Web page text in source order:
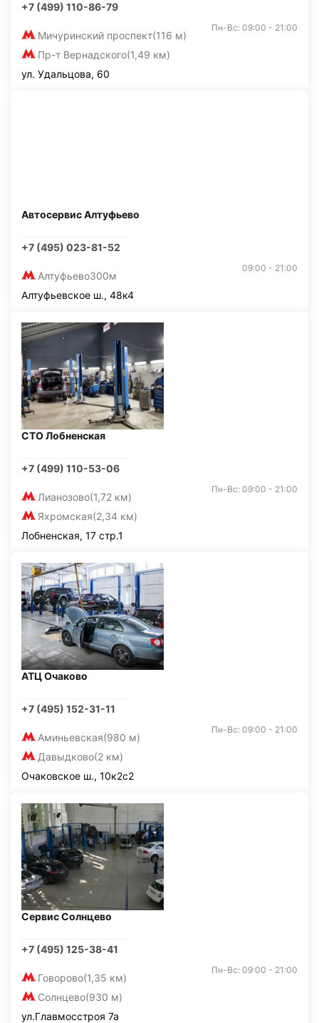
+7 (499) 110-86-79
Мичуринский проспект(116 м)
Пр-т Вернадского(1,49 км)
Пн-Вс: 09:00 - 21:00
ул. Удальцова, 60
Автосервис Алтуфьево
+7 (495) 023-81-52
Алтуфьево300м
09:00 - 21:00
Алтуфьевское ш., 48к4
СТО Лобненская
+7 (499) 110-53-06
Лианозово(1,72 км)
Яхромская(2,34 км)
Пн-Вс: 09:00 - 21:00
Лобненская, 17 стр.1
АТЦ Очаково
+7 (495) 152-31-11
Аминьевская(980 м)
Давыдково(2 км)
Пн-Вс: 09:00 - 21:00
Очаковское ш., 10к2с2
Сервис Солнцево
+7 (495) 125-38-41
Говорово(1,35 км)
Солнцево(930 м)
Пн-Вс: 09:00 - 21:00
ул.Главмосстроя 7а